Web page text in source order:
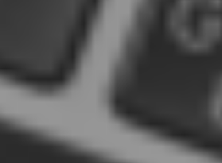
お電話でのご相談もお
0120-
営業時間 9:00～18:00 日曜